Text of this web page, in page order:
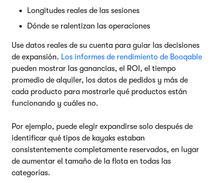
Longitudes reales de las sesiones
Dónde se ralentizan las operaciones
Use datos reales de su cuenta para guiar las decisiones
de expansión. Los informes de rendimiento de Booqable
pueden mostrar las ganancias, el ROI, el tiempo
promedio de alquiler, los datos de pedidos y más de
cada producto para mostrarle qué productos están
funcionando y cuáles no.
Por ejemplo, puede elegir expandirse solo después de
identificar qué tipos de kayaks estaban
consistentemente completamente reservados, en lugar
de aumentar el tamaño de la flota en todas las
categorías.